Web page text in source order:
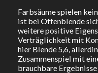
Farbsäume spielen
ist bei Offenblende
weitere positive
Verträglichkeit mit
hier Blende 5,6,
Zusammenspiel mit
brauchbare Ergebnisse